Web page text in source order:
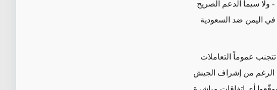
- ولا سيما الدعم الصريح
في اليمن ضد السعودية
عموماً التعاملات
الرغم من إشراف الجيش